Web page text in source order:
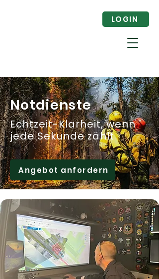
LOGIN
Notdienste
Echtzeit-Klarheit, wenn
jede Sekunde zählt
Angebot anfordern